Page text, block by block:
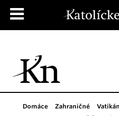
Domáce Zahraničné Vatikán